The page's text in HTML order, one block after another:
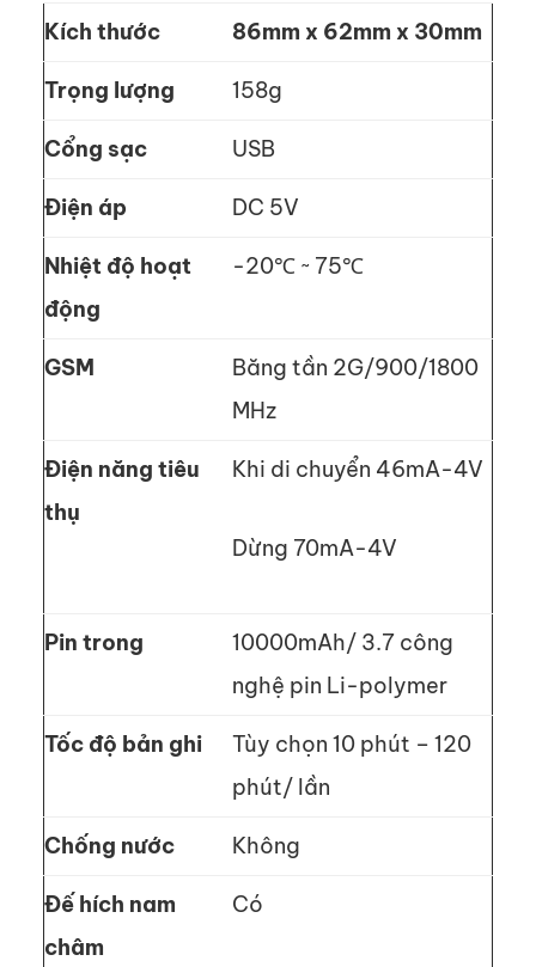
Kích thước 86mm x 62mm x 30mm
Trọng lượng 158g
Cổng sạc USB
Điện áp DC 5V
Nhiệt độ hoạt
động
-20℃ ~ 75℃
GSM
Băng tần 2G/900/1800
MHz
Điện năng tiêu
thụ
Khi di chuyển 46mA-4V
Dừng 70mA-4V
Pin trong
10000mAh/ 3.7 công
nghệ pin Li-polymer
Tốc độ bản ghi
Tùy chọn 10 phút – 120
phút/ lần
Chống nước Không
Đế hích nam
châm
Có